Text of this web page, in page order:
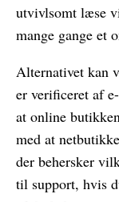
utvivlsomt læse
mange gange et
Alternativet kan
er verificeret af
at online
med at
der behersker
til support, hvis